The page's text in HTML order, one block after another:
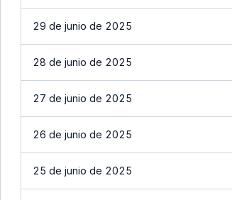
29 de junio de 2025
28 de junio de 2025
27 de junio de 2025
26 de junio de 2025
25 de junio de 2025